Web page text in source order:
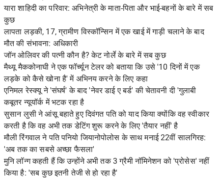
यारा शाहिदी का परिवार: अभिनेत्री के माता-पिता और भाई-बहनों के बारे में सब
कुछ
लापता लड़की, 17, ग्रामीण विस्कॉन्सिन में एक खाई में गाड़ी चलाने के बाद
मौत की संभावना: अधिकारी
जॉन ओलिवर की पत्नी कौन है? केट नोर्ले के बारे में सब कुछ
मैथ्यू मैककोनाघी ने एक फॉर्च्यून टेलर को बताया कि उसे '10 दिनों में एक
लड़के को कैसे खोना है' में अभिनय करने के लिए कहा
एनिमल रेस्क्यू ने 'संघर्ष' के बाद 'नेवर डाई ए बर्ड' की चेतावनी दी 'गुलाबी
कबूतर न्यूयॉर्क में भटक रहा है
सुसान लुसी ने आंसू बहाते हुए दिवंगत पति को याद किया क्योंकि वह स्वीकार
करती है कि वह अभी तक डेटिंग शुरू करने के लिए 'तैयार नहीं' है
मौली रिंगवाल ने पति पनियो जियानोपोलोस के साथ मनाई 22वीं सालगिरह:
'अब तक का सबसे अच्छा फैसला'
मुनि लॉन्ग कहती हैं कि उन्होंने अभी तक 3 ग्रैमी नॉमिनेशन को 'प्रोसेस' नहीं
किया है: 'सब कुछ इतनी तेजी से हो रहा है'